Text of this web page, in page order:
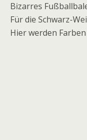
Bizarres
Für die Schwarz-
Hier werden